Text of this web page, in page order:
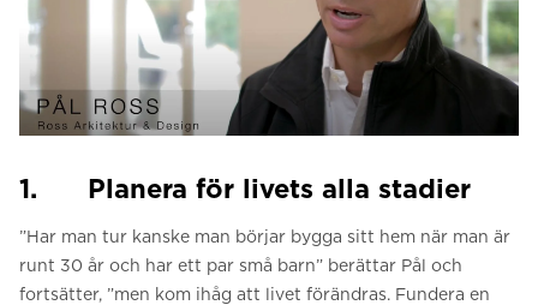
1. Planera för livets alla stadier
”Har man tur kanske man börjar bygga sitt hem när man är
runt 30 år och har ett par små barn” berättar Pål och
fortsätter, ”men kom ihåg att livet förändras. Fundera en